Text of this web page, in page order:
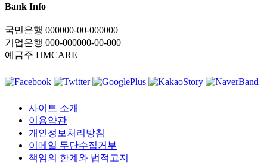
Bank Info
국민은행 000000-00-000000
기업은행 000-000000-00-000
예금주 HMCARE
사이트 소개
이용약관
개인정보처리방침
이메일 무단수집거부
책임의 한계와 법적고지